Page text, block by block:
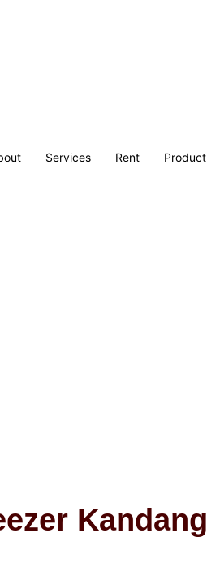
Services Rent Product
Kandang